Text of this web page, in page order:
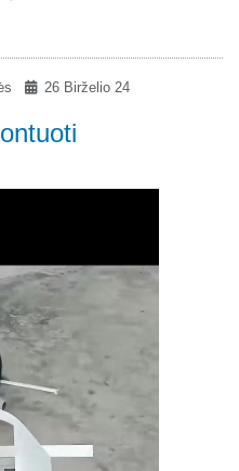
26 Birželio 24